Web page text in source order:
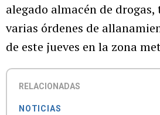
alegado almacén de
varias órdenes de
de este jueves en la zona
RELACIONADAS
NOTICIAS